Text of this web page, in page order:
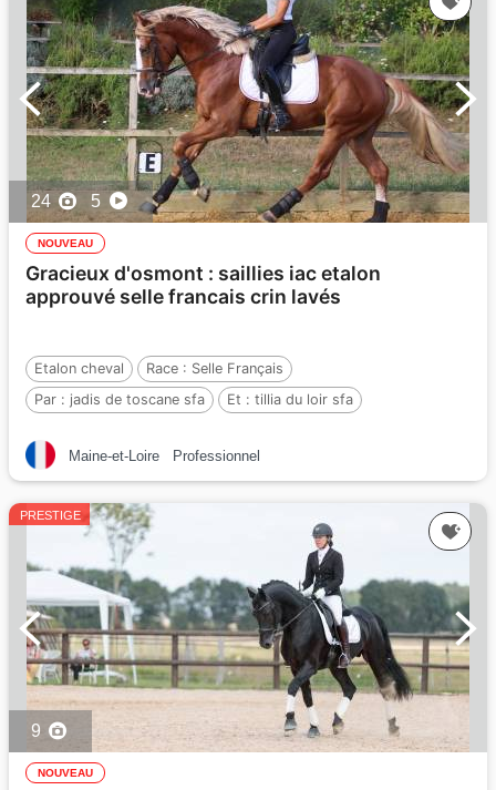
24 5
NOUVEAU
Gracieux d'osmont : saillies iac etalon
approuvé selle francais crin lavés
Etalon cheval Race : Selle Français
Par : jadis de toscane sfa Et : tillia du loir sfa
Maine-et-Loire
Professionnel
PRESTIGE
9
NOUVEAU